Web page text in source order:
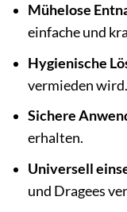
Mühelose
einfache und
Hygienische
vermieden
Sichere
erhalten.
Universell
und Dragees